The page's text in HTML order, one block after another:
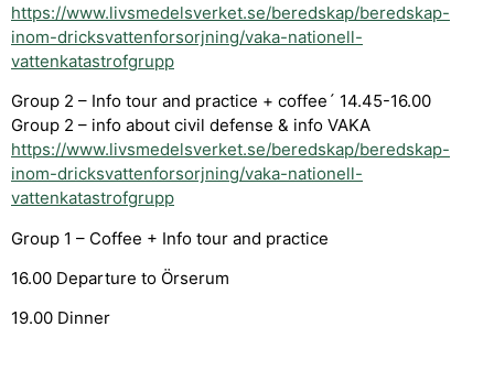
https://www.livsmedelsverket.se/beredskap/beredskap-
inom-dricksvattenforsorjning/vaka-nationell-
vattenkatastrofgrupp
Group 2 – Info tour and practice + coffee´ 14.45-16.00
Group 2 – info about civil defense & info VAKA
https://www.livsmedelsverket.se/beredskap/beredskap-
inom-dricksvattenforsorjning/vaka-nationell-
vattenkatastrofgrupp
Group 1 – Coffee + Info tour and practice
16.00 Departure to Örserum
19.00 Dinner